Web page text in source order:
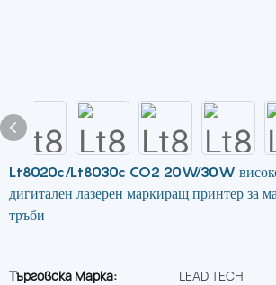
Lt8020c/Lt8030c CO2 20W/30W
дигитален лазерен маркиращ принтер за
тръби
Търговска Марка:
LEAD TECH